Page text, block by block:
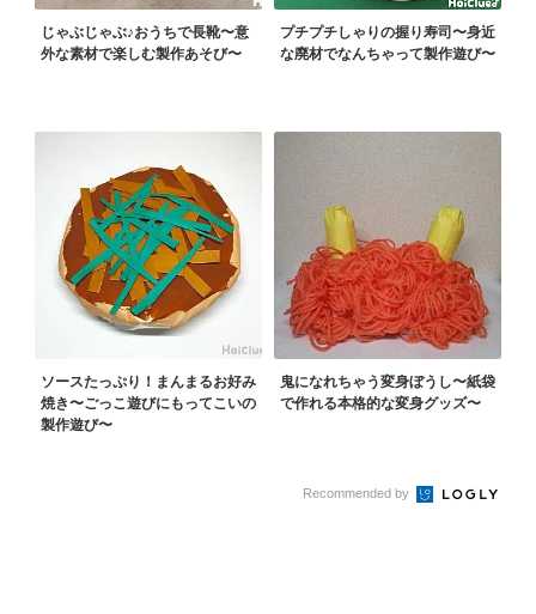
じゃぶじゃぶ♪おうちで長靴〜意
外な素材で楽しむ製作あそび〜
プチプチしゃりの握り寿司〜身近
な廃材でなんちゃって製作遊び〜
ソースたっぷり！まんまるお好み
焼き〜ごっこ遊びにもってこいの
製作遊び〜
鬼になれちゃう変身ぼうし〜紙袋
で作れる本格的な変身グッズ〜
Recommended by